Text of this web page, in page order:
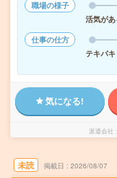
職場の様子
活気があ
仕事の仕方
テキパキ
気になる!
派遣会社
未読 掲載日 2026/08/07